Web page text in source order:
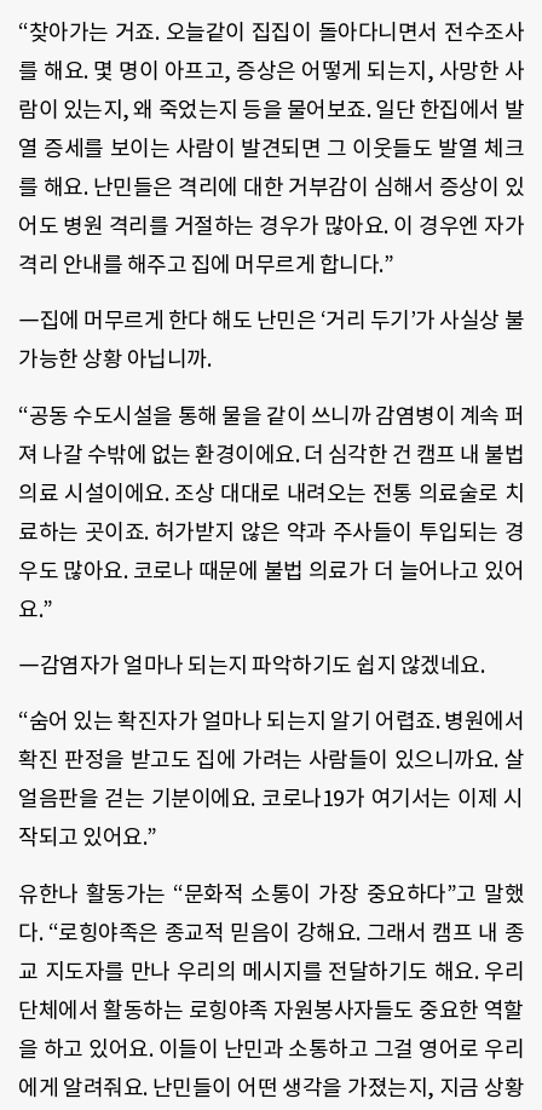
“찾아가는 거죠. 오늘같이 집집이 돌아다니면서 전수조사
를 해요. 몇 명이 아프고, 증상은 어떻게 되는지, 사망한 사
람이 있는지, 왜 죽었는지 등을 물어보죠. 일단 한집에서 발
열 증세를 보이는 사람이 발견되면 그 이웃들도 발열 체크
를 해요. 난민들은 격리에 대한 거부감이 심해서 증상이 있
어도 병원 격리를 거절하는 경우가 많아요. 이 경우엔 자가
격리 안내를 해주고 집에 머무르게 합니다.”
―집에 머무르게 한다 해도 난민은 ‘거리 두기’가 사실상 불
가능한 상황 아닙니까.
“공동 수도시설을 통해 물을 같이 쓰니까 감염병이 계속 퍼
져 나갈 수밖에 없는 환경이에요. 더 심각한 건 캠프 내 불법
의료 시설이에요. 조상 대대로 내려오는 전통 의료술로 치
료하는 곳이죠. 허가받지 않은 약과 주사들이 투입되는 경
우도 많아요. 코로나 때문에 불법 의료가 더 늘어나고 있어
요.”
―감염자가 얼마나 되는지 파악하기도 쉽지 않겠네요.
“숨어 있는 확진자가 얼마나 되는지 알기 어렵죠. 병원에서
확진 판정을 받고도 집에 가려는 사람들이 있으니까요. 살
얼음판을 걷는 기분이에요. 코로나19가 여기서는 이제 시
작되고 있어요.”
유한나 활동가는 “문화적 소통이 가장 중요하다”고 말했
다. “로힝야족은 종교적 믿음이 강해요. 그래서 캠프 내 종
교 지도자를 만나 우리의 메시지를 전달하기도 해요. 우리
단체에서 활동하는 로힝야족 자원봉사자들도 중요한 역할
을 하고 있어요. 이들이 난민과 소통하고 그걸 영어로 우리
에게 알려줘요. 난민들이 어떤 생각을 가졌는지, 지금 상황